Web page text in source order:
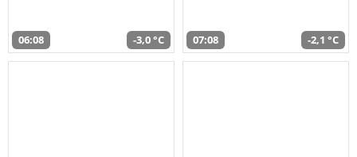
06:08 -3,0 °C 07:08 -2,1 °C